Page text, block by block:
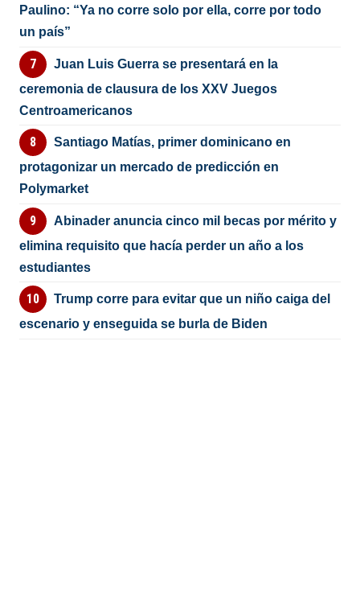
Paulino: “Ya no corre solo por ella, corre por todo
un país”
Juan Luis Guerra se presentará en la
ceremonia de clausura de los XXV Juegos
Centroamericanos
Santiago Matías, primer dominicano en
protagonizar un mercado de predicción en
Polymarket
Abinader anuncia cinco mil becas por mérito y
elimina requisito que hacía perder un año a los
estudiantes
Trump corre para evitar que un niño caiga del
escenario y enseguida se burla de Biden